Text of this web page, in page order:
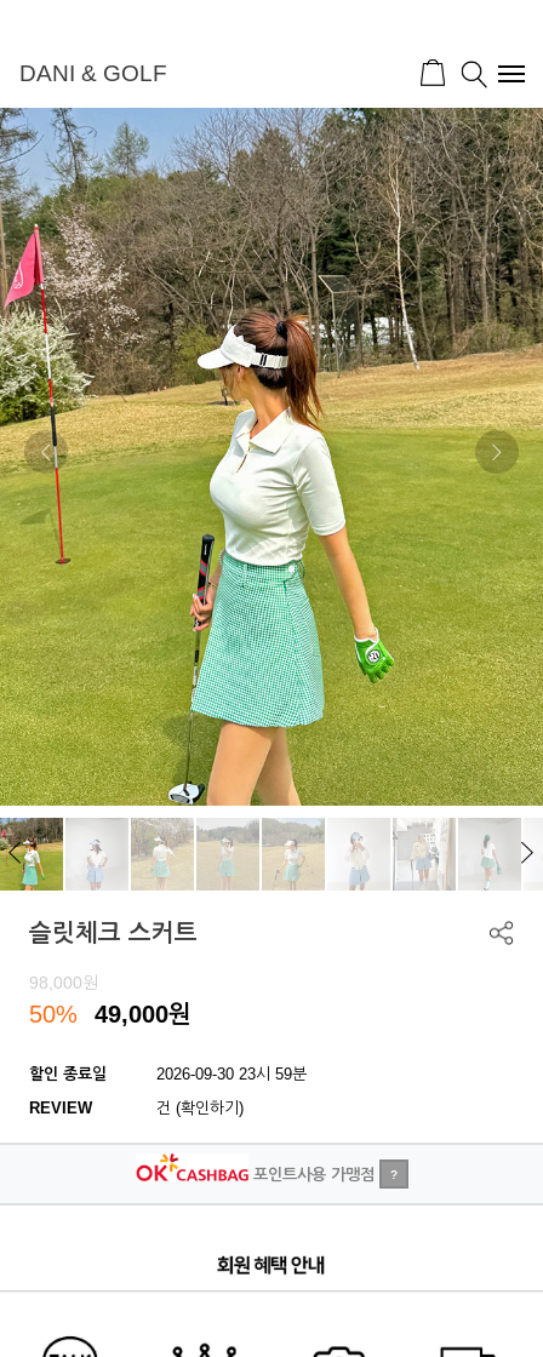
DANI & GOLF
슬릿체크 스커트
98,000원
50% 49,000원
할인 종료일
2026-09-30 23시 59분
REVIEW
건 (확인하기)
포인트사용 가맹점 ?